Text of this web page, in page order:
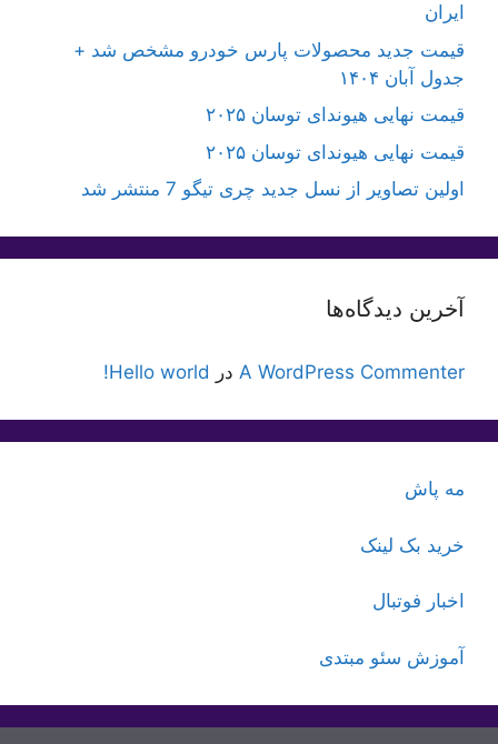
ایران
قیمت جدید محصولات پارس خودرو مشخص شد +
جدول آبان ۱۴۰۴
قیمت نهایی هیوندای توسان ۲۰۲۵
قیمت نهایی هیوندای توسان ۲۰۲۵
اولین تصاویر از نسل جدید چری تیگو 7 منتشر شد
آخرین دیدگاه‌ها
A WordPress Commenter در Hello world!
مه پاش
خرید بک لینک
اخبار فوتبال
آموزش سئو مبتدی